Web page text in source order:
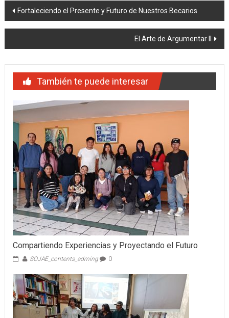
Navegación
de
entradas
Fortaleciendo el Presente y Futuro de Nuestros Becarios
El Arte de Argumentar II
También te puede interesar
Compartiendo Experiencias y Proyectando el Futuro
SOJAE_contents_adming 0